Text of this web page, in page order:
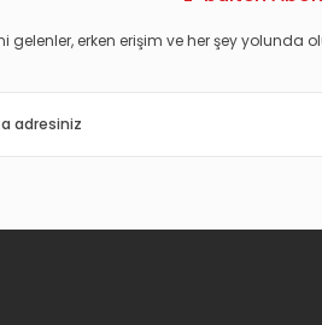
gelenler, erken erişim ve her şey yolunda